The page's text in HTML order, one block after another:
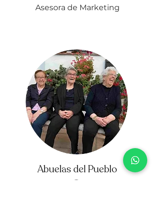
Asesora de Marketing
Abuelas del Pueblo